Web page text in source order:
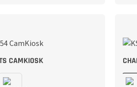
CAMKIOSK